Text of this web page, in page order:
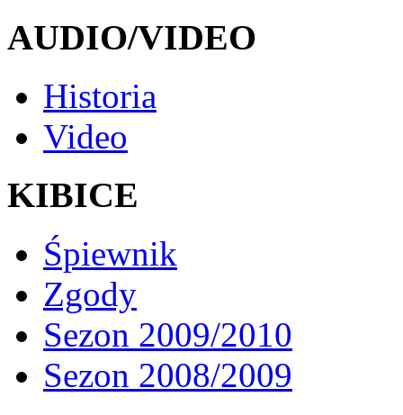
AUDIO/VIDEO
Historia
Video
KIBICE
Śpiewnik
Zgody
Sezon 2009/2010
Sezon 2008/2009